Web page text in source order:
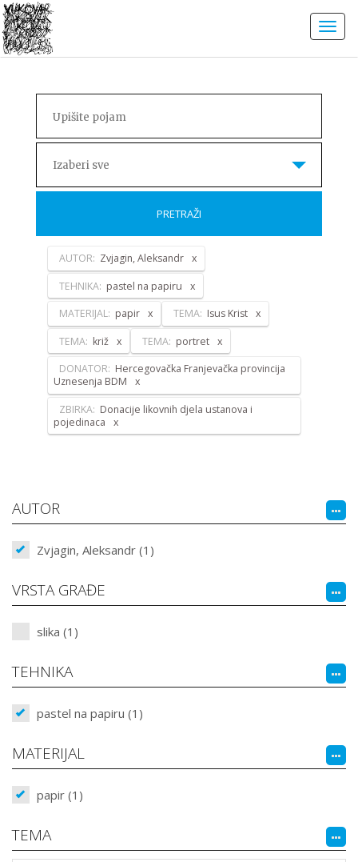
Izaberi sve
PRETRAŽI
AUTOR: Zvjagin, Aleksandr
TEHNIKA: pastel na papiru
MATERIJAL: papir TEMA: Isus Krist
TEMA: križ TEMA: portret
DONATOR: Hercegovačka Franjevačka provincija
Uznesenja BDM
ZBIRKA: Donacije likovnih djela ustanova i
pojedinaca
AUTOR
Zvjagin, Aleksandr (1)
VRSTA GRAĐE
slika (1)
TEHNIKA
pastel na papiru (1)
MATERIJAL
papir (1)
TEMA